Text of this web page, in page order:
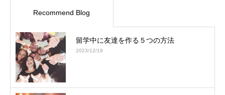
Recommend Blog
留学中に友達を作る５つの方法
2023/12/19